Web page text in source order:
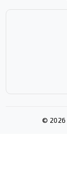
© 2026